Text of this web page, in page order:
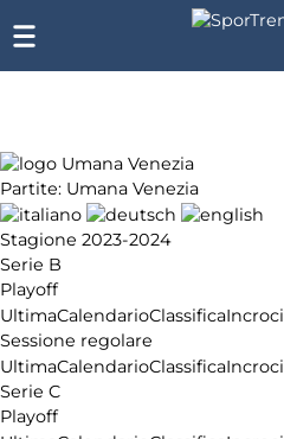
Partite: Umana Venezia
Stagione 2023-2024
Serie B
Playoff
UltimaCalendarioClassificaIncroci
Sessione regolare
UltimaCalendarioClassificaIncroci
Serie C
Playoff
Chi
siamo
Affiliazione